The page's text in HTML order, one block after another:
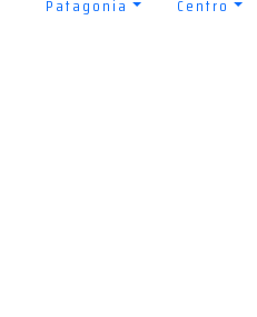
Patagonia Centro